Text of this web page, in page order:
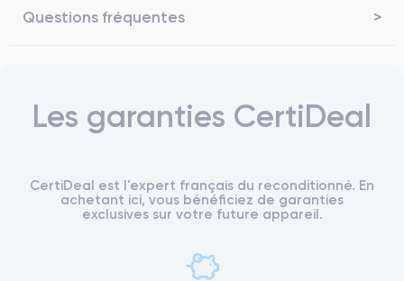
Questions fréquentes
Les garanties CertiDeal
CertiDeal est l'expert français du reconditionné. En
achetant ici, vous bénéficiez de garanties
exclusives sur votre future appareil.